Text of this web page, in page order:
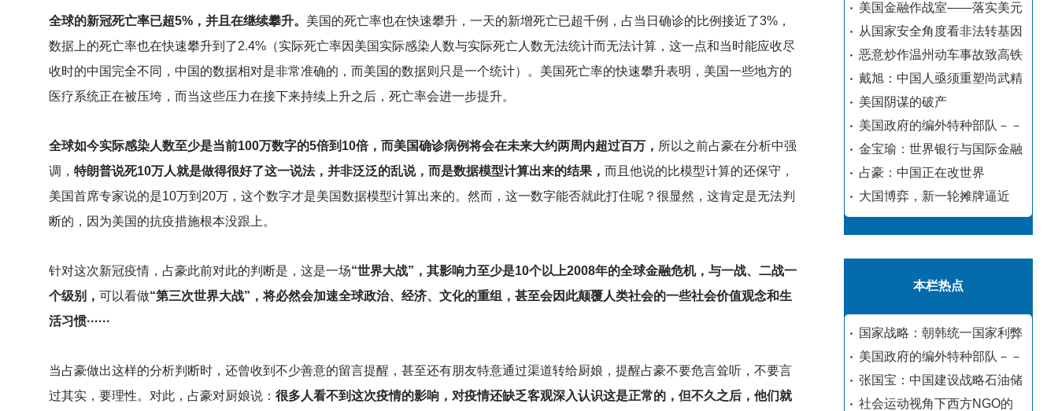
全球的新冠死亡率已超5%，并且在继续攀升。 美国的死亡率也在快速攀升，一天的新增死亡已超千例，占当日确诊的比例接近了3%，
数据上的死亡率也在快速攀升到了2.4%（实际死亡率因美国实际感染人数与实际死亡人数无法统计而无法计算，这一点和当时能应收尽
收时的中国完全不同，中国的数据相对是非常准确的，而美国的数据则只是一个统计）。美国死亡率的快速攀升表明，美国一些地方的
医疗系统正在被压垮，而当这些压力在接下来持续上升之后，死亡率会进一步提升。
全球如今实际感染人数至少是当前100万数字的5倍到10倍，而美国确诊病例将会在未来大约两周内超过百万， 所以之前占豪在分析中强
调， 特朗普说死10万人就是做得很好了这一说法，并非泛泛的乱说，而是数据模型计算出来的结果， 而且他说的比模型计算的还保守，
美国首席专家说的是10万到20万，这个数字才是美国数据模型计算出来的。然而，这一数字能否就此打住呢？很显然，这肯定是无法判
断的，因为美国的抗疫措施根本没跟上。
针对这次新冠疫情，占豪此前对此的判断是，这是一场“世界大战”，其影响力至少是10个以上2008年的全球金融危机，与一战、二战一
个级别， 可以看做“第三次世界大战”，将必然会加速全球政治、经济、文化的重组，甚至会因此颠覆人类社会的一些社会价值观念和生
活习惯······
当占豪做出这样的分析判断时，还曾收到不少善意的留言提醒，甚至还有朋友特意通过渠道转给厨娘，提醒占豪不要危言耸听，不要言
过其实，要理性。对此，占豪对厨娘说： 很多人看不到这次疫情的影响，对疫情还缺乏客观深入认识这是正常的，但不久之后，他们就
美国金融作战室——落实美元
从国家安全角度看非法转基因
恶意炒作温州动车事故致高铁
戴旭：中国人亟须重塑尚武精
美国阴谋的破产
美国政府的编外特种部队－－
金宝瑜：世界银行与国际金融
占豪：中国正在改世界
大国博弈，新一轮摊牌逼近
本栏热点
国家战略：朝韩统一国家利弊
美国政府的编外特种部队－－
张国宝：中国建设战略石油储
社会运动视角下西方NGO的